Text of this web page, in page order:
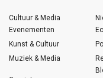
Cultuur & Media
Evenementen
Kunst & Cultuur
Muziek & Media